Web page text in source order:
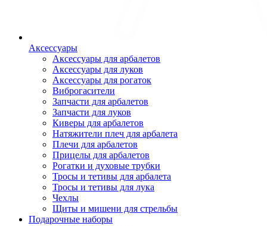
Аксессуары
Аксессуары для арбалетов
Аксессуары для луков
Аксессуары для рогаток
Виброгасители
Запчасти для арбалетов
Запчасти для луков
Киверы для арбалетов
Натяжители плеч для арбалета
Плечи для арбалетов
Прицелы для арбалетов
Рогатки и духовые трубки
Тросы и тетивы для арбалета
Тросы и тетивы для лука
Чехлы
Щиты и мишени для стрельбы
Подарочные наборы